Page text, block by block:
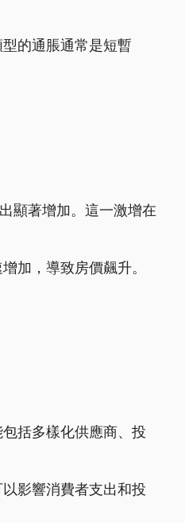
的通脹通常是短暫
顯著增加。這一激增在
加，導致房價飆升。
括多樣化供應商、投
影響消費者支出和投